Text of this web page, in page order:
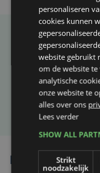
Heb je een taal- of
Laat
Lees ook
personaliseren
cookies kunnen
website gebruikt
om de website
analytische
onze website te
alles over ons
Lees verder
SHOW ALL
Strikt
noodzakelijk